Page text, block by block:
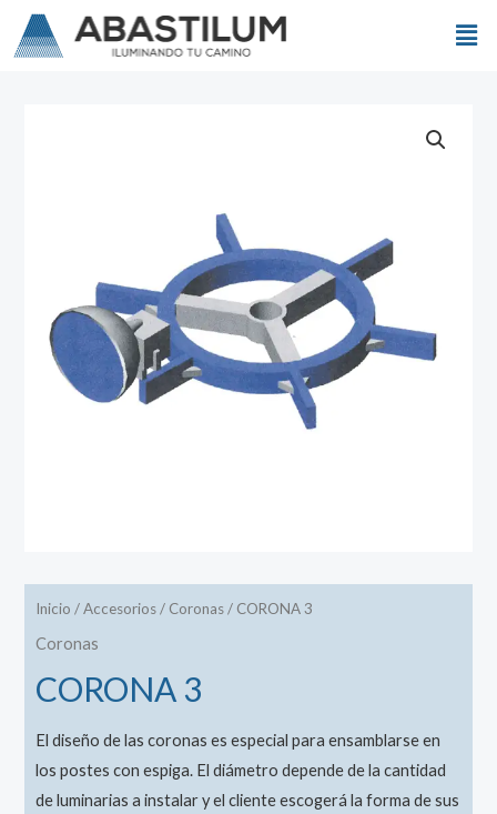
Inicio /Accesorios/ Coronas/ CORONA 3
Coronas
CORONA 3
El diseño de las coronas es especial para ensamblarse en
los postes con espiga. El diámetro depende de la cantidad
de luminarias a instalar y el cliente escogerá la forma de sus